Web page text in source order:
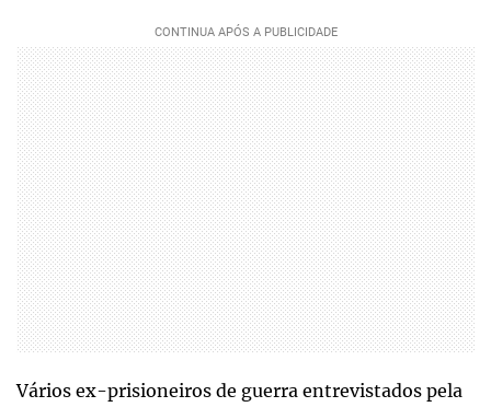
Vários ex-prisioneiros de guerra entrevistados pela